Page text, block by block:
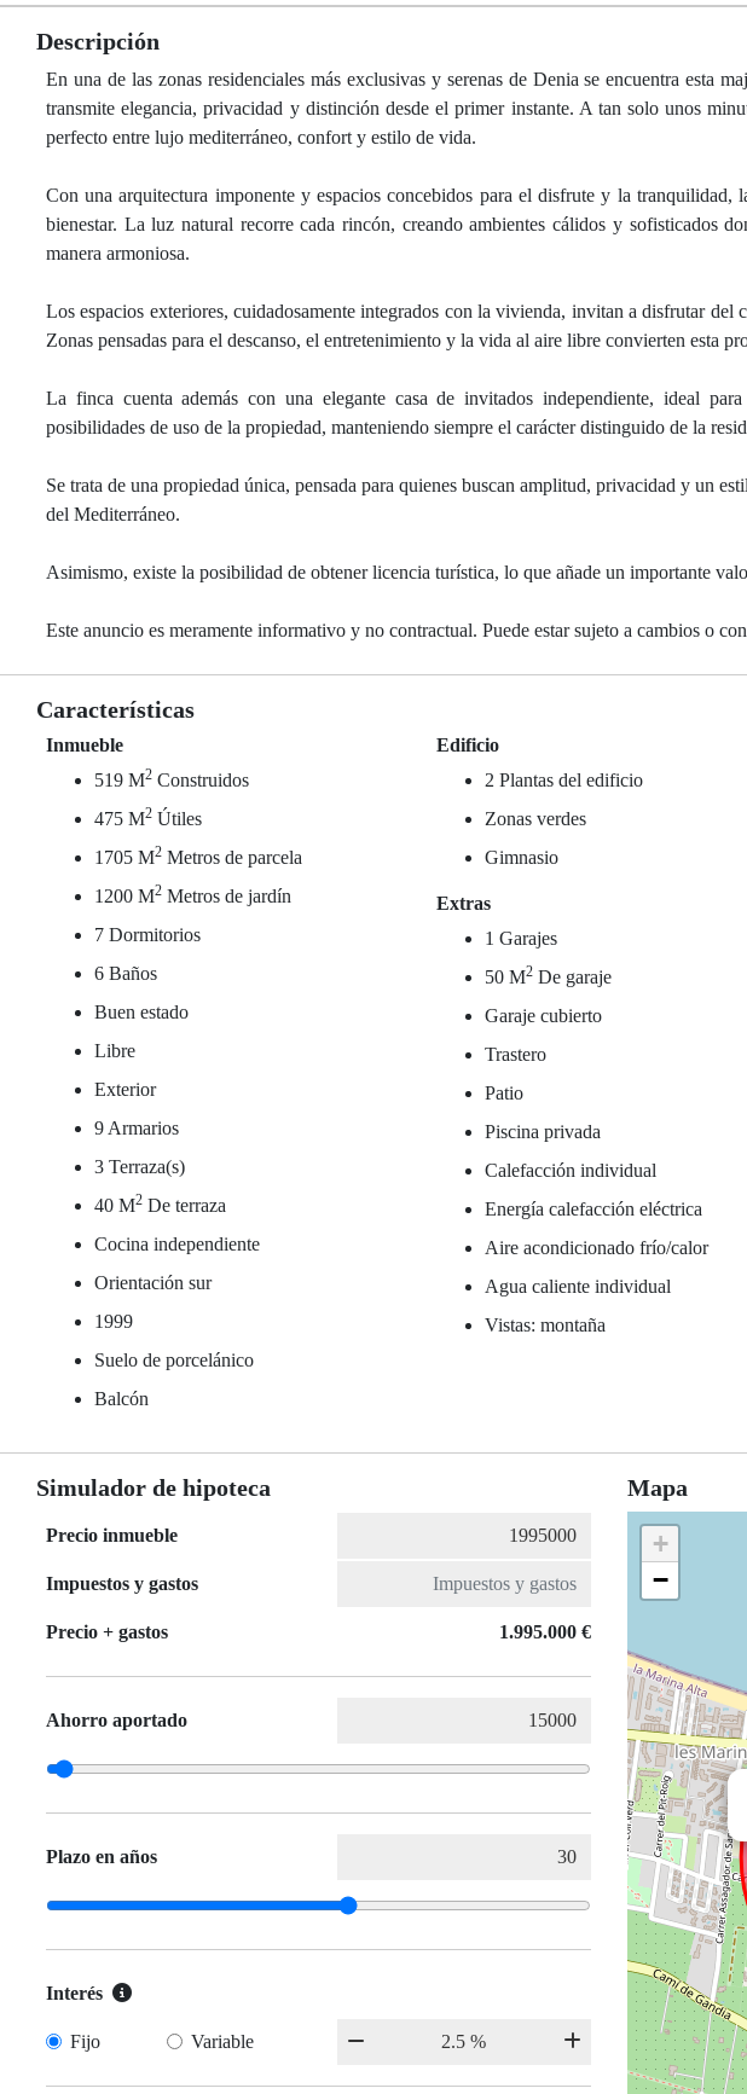
Descripción
En una de las zonas residenciales más exclusivas y serenas de Denia se encuentra esta
transmite elegancia, privacidad y distinción desde el primer instante. A tan solo unos
perfecto entre lujo mediterráneo, confort y estilo de vida.
Con una arquitectura imponente y espacios concebidos para el disfrute y la tranquilidad,
bienestar. La luz natural recorre cada rincón, creando ambientes cálidos y sofisticados
manera armoniosa.
Los espacios exteriores, cuidadosamente integrados con la vivienda, invitan a disfrutar
Zonas pensadas para el descanso, el entretenimiento y la vida al aire libre convierten esta
La finca cuenta además con una elegante casa de invitados independiente, ideal
posibilidades de uso de la propiedad, manteniendo siempre el carácter distinguido de la
Se trata de una propiedad única, pensada para quienes buscan amplitud, privacidad y un
del Mediterráneo.
Asimismo, existe la posibilidad de obtener licencia turística, lo que añade un importante
Este anuncio es meramente informativo y no contractual. Puede estar sujeto a cambios o
Características
Inmueble
519 M2 Construidos
475 M2 Útiles
1705 M2 Metros de parcela
1200 M2 Metros de jardín
7 Dormitorios
6 Baños
Buen estado
Libre
Exterior
9 Armarios
3 Terraza(s)
40 M2 De terraza
Cocina independiente
Orientación sur
1999
Suelo de porcelánico
Balcón
Edificio
2 Plantas del edificio
Zonas verdes
Gimnasio
Extras
1 Garajes
50 M2 De garaje
Garaje cubierto
Trastero
Patio
Piscina privada
Calefacción individual
Energía calefacción eléctrica
Aire acondicionado frío/calor
Agua caliente individual
Vistas: montaña
Simulador de hipoteca
Precio inmueble
Impuestos y gastos
Precio + gastos 1.995.000 €
Ahorro aportado
Plazo en años
Interés
Fijo Variable
Mapa
+
−